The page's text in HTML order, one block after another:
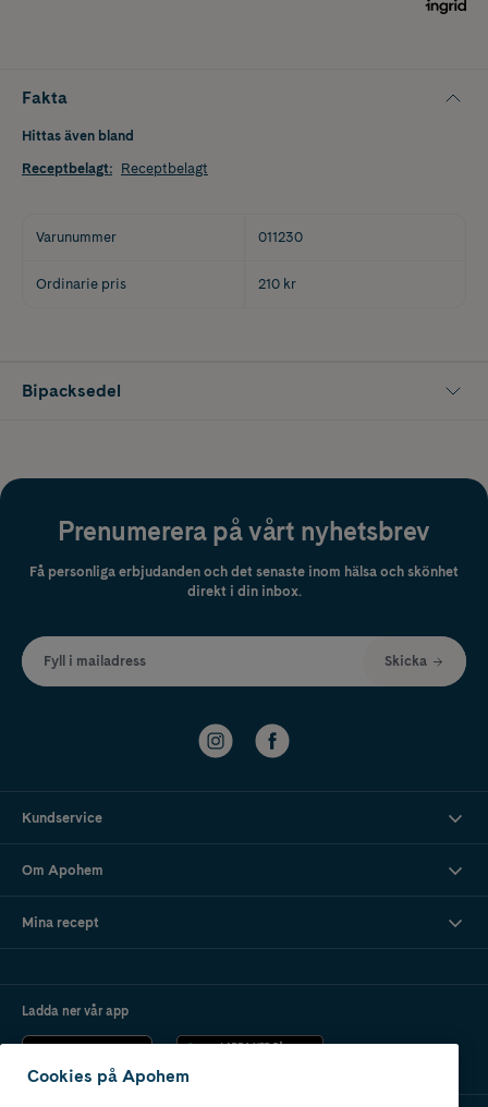
Fakta
Hittas även bland
Receptbelagt: Receptbelagt
Varunummer 011230
Ordinarie pris 210 kr
Bipacksedel
Prenumerera på vårt nyhetsbrev
Få personliga erbjudanden och det senaste inom hälsa och skönhet
direkt i din inbox.
Fyll i mailadress Skicka
Kundservice
Om Apohem
Mina recept
Ladda ner vår app
Cookies på Apohem